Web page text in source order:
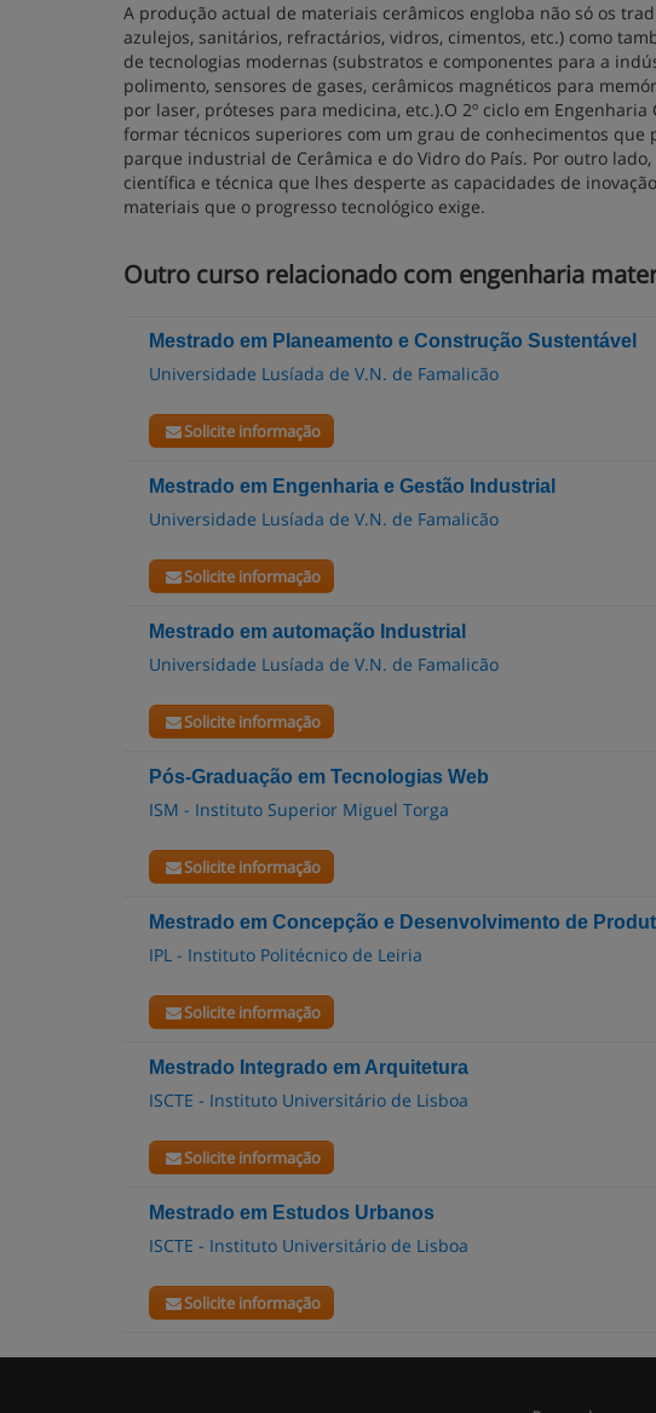
A produção actual de materiais cerâmicos engloba não só os
azulejos, sanitários, refractários, vidros, cimentos, etc.) como
de tecnologias modernas (substratos e componentes para a
polimento, sensores de gases, cerâmicos magnéticos para
por laser, próteses para medicina, etc.).O 2º ciclo em
formar técnicos superiores com um grau de conhecimentos
parque industrial de Cerâmica e do Vidro do País. Por outro
científica e técnica que lhes desperte as capacidades de
materiais que o progresso tecnológico exige.
Outro curso relacionado com engenharia
Mestrado em Planeamento e Construção Sustentável
Universidade Lusíada de V.N. de Famalicão
Solicite informação
Mestrado em Engenharia e Gestão Industrial
Universidade Lusíada de V.N. de Famalicão
Solicite informação
Mestrado em automação Industrial
Universidade Lusíada de V.N. de Famalicão
Solicite informação
Pós-Graduação em Tecnologias Web
ISM - Instituto Superior Miguel Torga
Solicite informação
Mestrado em Concepção e Desenvolvimento de
IPL - Instituto Politécnico de Leiria
Solicite informação
Mestrado Integrado em Arquitetura
ISCTE - Instituto Universitário de Lisboa
Solicite informação
Mestrado em Estudos Urbanos
ISCTE - Instituto Universitário de Lisboa
Solicite informação